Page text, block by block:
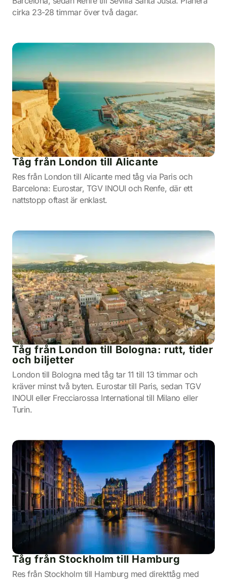
cirka 23-28 timmar över två dagar.
Tåg från London till Alicante
Res från London till Alicante med tåg via Paris och
Barcelona: Eurostar, TGV INOUI och Renfe, där ett
nattstopp oftast är enklast.
Tåg från London till Bologna: rutt, tider
och biljetter
London till Bologna med tåg tar 11 till 13 timmar och
kräver minst två byten. Eurostar till Paris, sedan TGV
INOUI eller Frecciarossa International till Milano eller
Turin.
Tåg från Stockholm till Hamburg
Res från Stockholm till Hamburg med direkttåg med